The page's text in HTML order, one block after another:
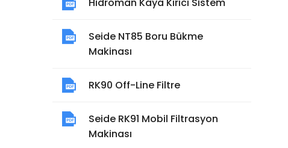
Seide NT85 Boru Bükme
Makinası
RK90 Off-Line Filtre
Seide RK91 Mobil Filtrasyon
Makinası